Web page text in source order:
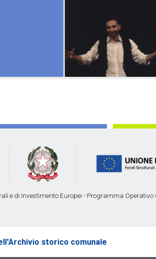
e di Investimento Europei - Programma Operativo
storico comunale